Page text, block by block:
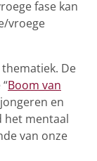
fase kan
vroege
De
Boom van
en
het mentaal
van onze